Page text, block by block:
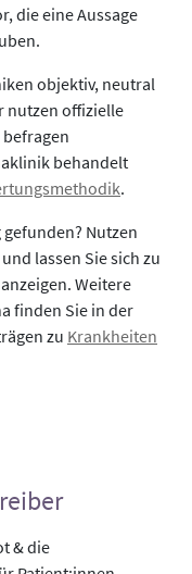
die eine Aussage
objektiv, neutral
nutzen offizielle
behandelt
.
Nutzen
und lassen Sie sich zu
Weitere
finden Sie in der
zu Krankheiten
& die